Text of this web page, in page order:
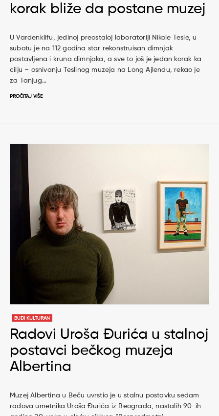
korak bliže da postane muzej
U Vardenklifu, jedinoj preostaloj laboratoriji Nikole Tesle, u
subotu je na 112 godina star rekonstruisan dimnjak
postavljena i kruna dimnjaka, a sve to još je jedan korak ka
cilju – osnivanju Teslinog muzeja na Long Ajlendu, rekao je
za Tanjug…
PROČITAJ VIŠE
BUDI KULTURAN
Radovi Uroša Đurića u stalnoj
postavci bečkog muzeja
Albertina
Muzej Albertina u Beču uvrstio je u stalnu postavku sedam
radova umetnika Uroša Đurića iz Beograda, nastalih 90-ih